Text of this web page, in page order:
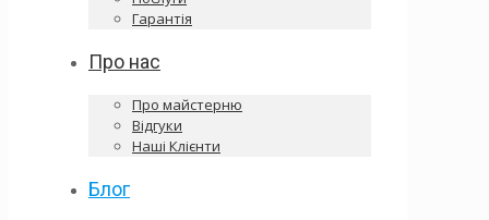
Гарантія
Про нас
Про майстерню
Відгуки
Наші Клієнти
Блог